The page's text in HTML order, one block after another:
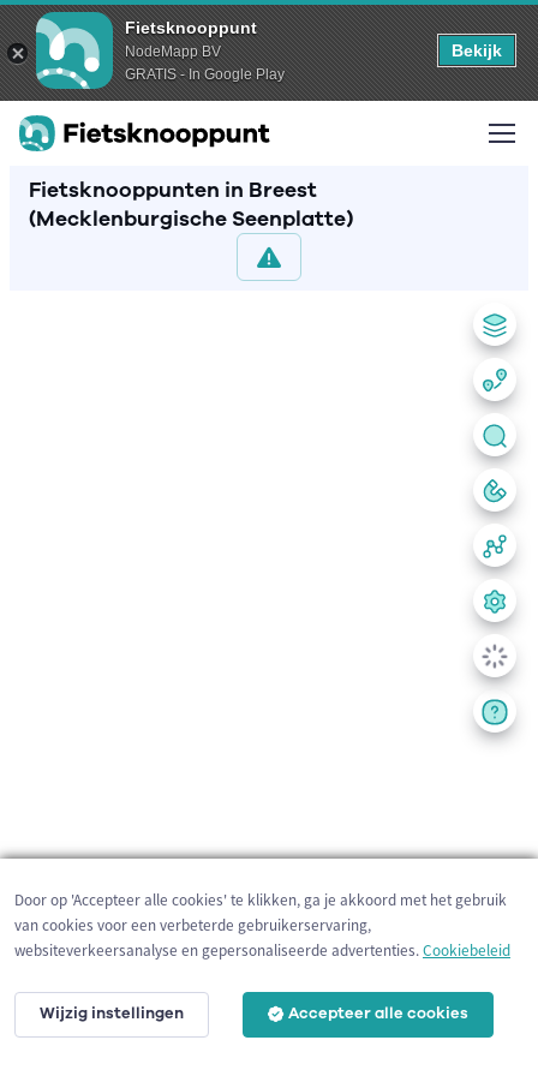
Fietsknooppunt
NodeMapp BV
GRATIS - In Google Play
Bekijk
Fietsknooppunten in Breest
(Mecklenburgische Seenplatte)
200 m
Door op 'Accepteer alle cookies' te klikken, ga je akkoord met het gebruik
van cookies voor een verbeterde gebruikerservaring,
websiteverkeersanalyse en gepersonaliseerde advertenties.Cookiebeleid
Wijzig instellingen Accepteer alle cookies